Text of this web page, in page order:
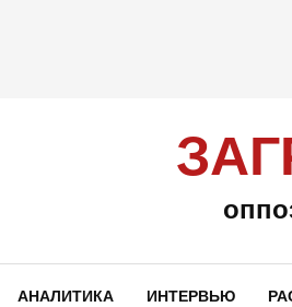
АНАЛИТИКА ИНТЕРВЬЮ